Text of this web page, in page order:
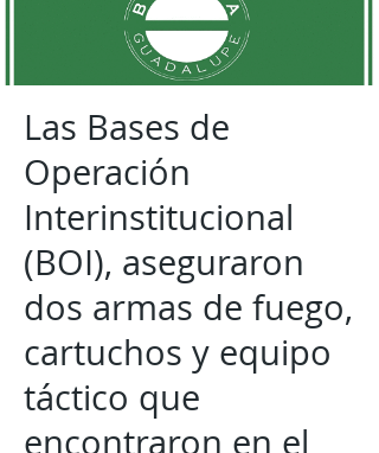
Las Bases de
Operación
Interinstitucional
(BOI), aseguraron
dos armas de fuego,
cartuchos y equipo
táctico que
encontraron en el